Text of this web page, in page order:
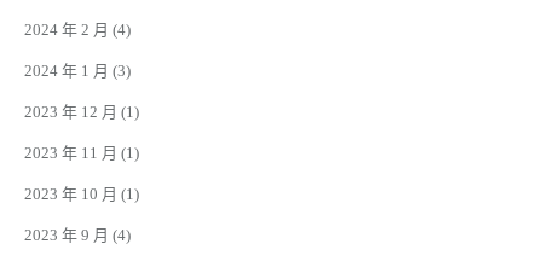
2024 年 2 月 (4)
2024 年 1 月 (3)
2023 年 12 月 (1)
2023 年 11 月 (1)
2023 年 10 月 (1)
2023 年 9 月 (4)